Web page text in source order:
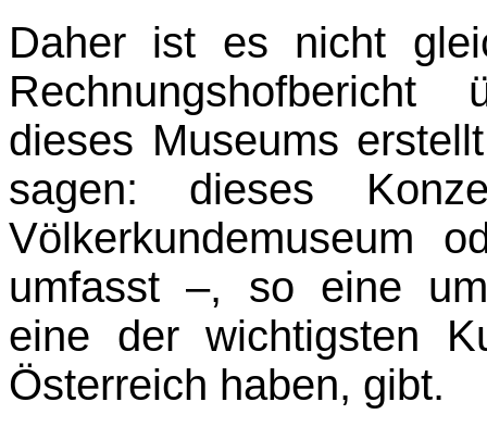
Daher ist es nicht
dieses Museums
sagen: dieses
Völkerkundemuseum
umfasst –, so eine
eine der wichtigsten
Österreich haben, gibt.